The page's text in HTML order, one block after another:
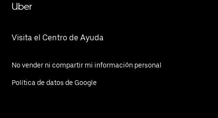
Uber
Visita el Centro de Ayuda
No vender ni compartir mi información personal
Política de datos de Google